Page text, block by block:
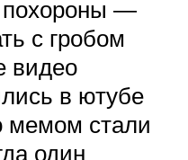
похороны ―
с гробом
видео
в ютубе
мемом стали
один